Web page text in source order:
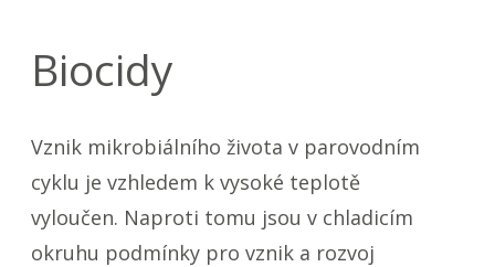
Biocidy
Vznik mikrobiálního života v parovodním
cyklu je vzhledem k vysoké teplotě
vyloučen. Naproti tomu jsou v chladicím
okruhu podmínky pro vznik a rozvoj